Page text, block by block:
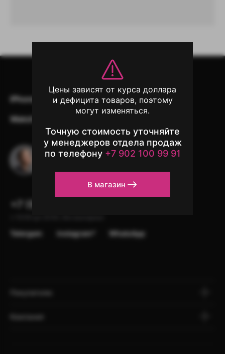
iPhone iPad Mac
AirPods
Watch
Аксессуары
+7 (902) 100-99-91
WhatsApp
Telergam instagram*
Остались вопросы?
Цены зависят от курса доллара
и дефицита товаров, поэтому
могут изменяться.
Точную стоимость уточняйте
у менеджеров отдела продаж
по телефону +7 902 100 99 91
В магазин